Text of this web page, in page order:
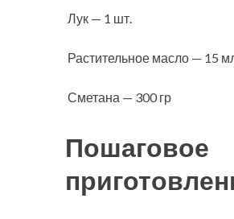
Лук — 1 шт.
Растительное масло — 15
Сметана — 300 гр
Пошаговое